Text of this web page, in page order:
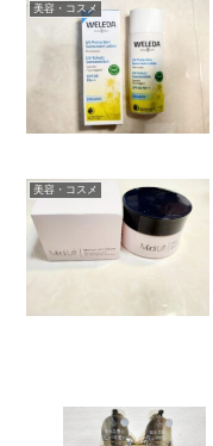
美容・コスメ
美容・コスメ